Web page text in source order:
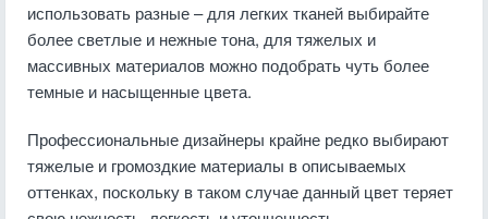
использовать разные – для легких тканей выбирайте
более светлые и нежные тона, для тяжелых и
массивных материалов можно подобрать чуть более
темные и насыщенные цвета.
Профессиональные дизайнеры крайне редко выбирают
тяжелые и громоздкие материалы в описываемых
оттенках, поскольку в таком случае данный цвет теряет